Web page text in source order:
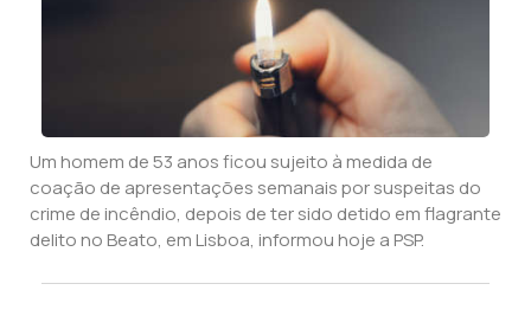
Um homem de 53 anos ficou sujeito à medida de
coação de apresentações semanais por suspeitas do
crime de incêndio, depois de ter sido detido em flagrante
delito no Beato, em Lisboa, informou hoje a PSP.